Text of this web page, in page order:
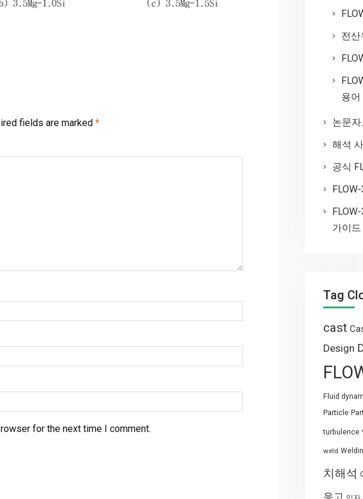
fields are marked *
for the next time I comment.
전
용어
논문
해석
공식
가이드
Tag
cast
Design
Fluid
Particle
turbulence
weld
치해석
응고